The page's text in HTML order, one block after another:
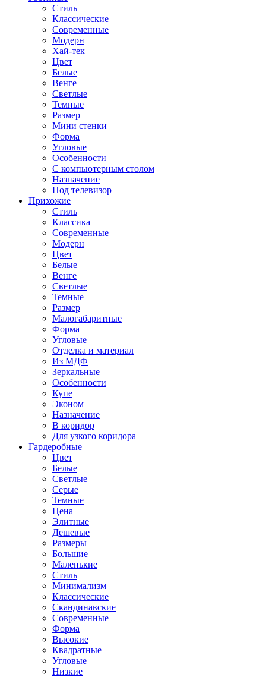
Стиль
Классические
Современные
Модерн
Хай-тек
Цвет
Белые
Венге
Светлые
Темные
Размер
Мини стенки
Форма
Угловые
Особенности
С компьютерным столом
Назначение
Под телевизор
Прихожие
Стиль
Классика
Современные
Модерн
Цвет
Белые
Венге
Светлые
Темные
Размер
Малогабаритные
Форма
Угловые
Отделка и материал
Из МДФ
Зеркальные
Особенности
Купе
Эконом
Назначение
В коридор
Для узкого коридора
Гардеробные
Цвет
Белые
Светлые
Серые
Темные
Цена
Элитные
Дешевые
Размеры
Большие
Маленькие
Стиль
Минимализм
Классические
Скандинавские
Современные
Форма
Высокие
Квадратные
Угловые
Низкие